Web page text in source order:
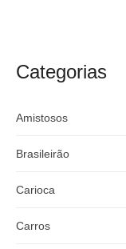
argentino
Categorias
Amistosos
Brasileirão
Carioca
Carros